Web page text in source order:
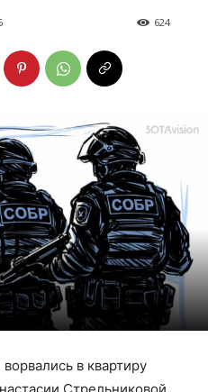
624
в квартиру